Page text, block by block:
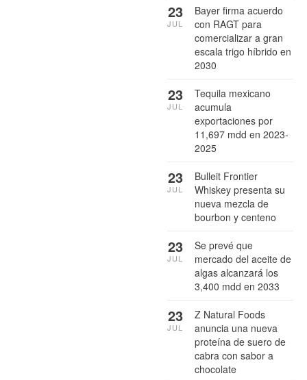
Bayer firma acuerdo
con RAGT para
comercializar a gran
escala trigo híbrido en
2030
23
JUL
Tequila mexicano
acumula
exportaciones por
11,697 mdd en 2023-
2025
23
JUL
Bulleit Frontier
Whiskey presenta su
nueva mezcla de
bourbon y centeno
23
JUL
Se prevé que
mercado del aceite de
algas alcanzará los
3,400 mdd en 2033
23
JUL
Z Natural Foods
anuncia una nueva
proteína de suero de
cabra con sabor a
chocolate
23
JUL